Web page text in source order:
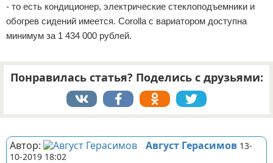
- то есть кондиционер, электрические стеклоподъемники и
обогрев сидений имеется. Corolla с вариатором доступна
минимум за 1 434 000 рублей.
Понравилась статья? Поделись с друзьями:
Автор: Август Герасимов 13-
10-2019 18:02